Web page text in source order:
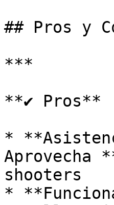
## Pros y
***
**✔️ Pros**
*
shooters
*